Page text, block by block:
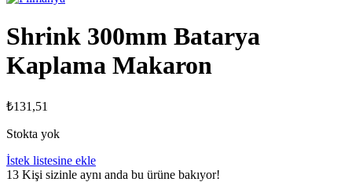
Shrink 300mm Batarya
Kaplama Makaron
₺131,51
Stokta yok
İstek listesine ekle
13 Kişi sizinle aynı anda bu ürüne bakıyor!